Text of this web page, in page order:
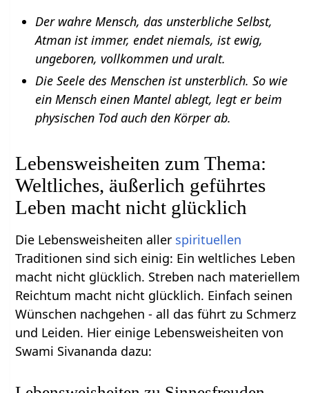
Der wahre Mensch, das unsterbliche Selbst,
Atman ist immer, endet niemals, ist ewig,
ungeboren, vollkommen und uralt.
Die Seele des Menschen ist unsterblich. So wie
ein Mensch einen Mantel ablegt, legt er beim
physischen Tod auch den Körper ab.
Lebensweisheiten zum Thema:
Weltliches, äußerlich geführtes
Leben macht nicht glücklich
Die Lebensweisheiten aller spirituellen
Traditionen sind sich einig: Ein weltliches Leben
macht nicht glücklich. Streben nach materiellem
Reichtum macht nicht glücklich. Einfach seinen
Wünschen nachgehen - all das führt zu Schmerz
und Leiden. Hier einige Lebensweisheiten von
Swami Sivananda dazu: